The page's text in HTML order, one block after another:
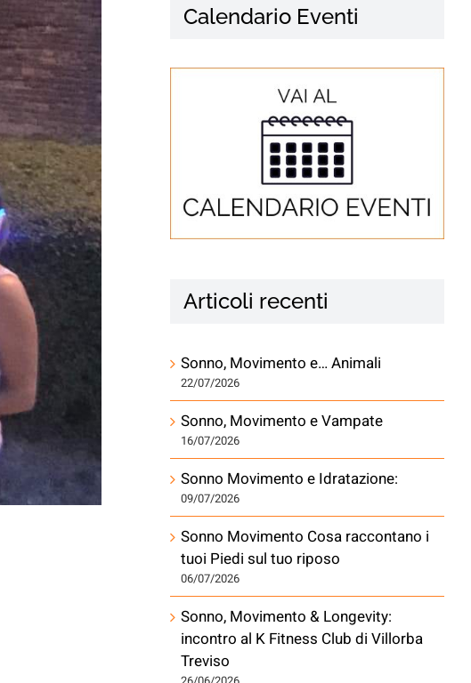
Calendario Eventi
Articoli recenti
Sonno, Movimento e… Animali
22/07/2026
Sonno, Movimento e Vampate
16/07/2026
Sonno Movimento e Idratazione:
09/07/2026
Sonno Movimento Cosa raccontano i
tuoi Piedi sul tuo riposo
06/07/2026
Sonno, Movimento & Longevity:
incontro al K Fitness Club di Villorba
Treviso